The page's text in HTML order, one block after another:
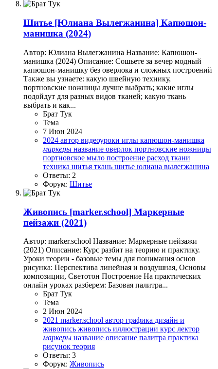
Шитье [Юлиана Вылегжанина] Капюшон-
манишка (2024)
Автор: Юлиана Вылегжанина Название: Капюшон-
манишка (2024) Описание: Сошьете за вечер модный
капюшон-манишку без оверлока и сложных построений
Также вы узнаете: какую швейную технику,
портновские ножницы лучше выбрать; какие иглы
подойдут для разных видов тканей; какую ткань
выбрать и как...
Брат Тук
Тема
7 Июн 2024
2024 автор видеоуроки иглы капюшон-манишка
маркеры название оверлок портновские ножницы
портновское мыло построение расход ткани
техника шитья ткань шитье юлиана вылегжанина
Ответы: 2
Форум: Шитье
Живопись [marker.school] Маркерные
пейзажи (2021)
Автор: marker.school Название: Маркерные пейзажи
(2021) Описание: Курс разбит на теорию и практику.
Уроки теории - базовые темы для понимания основ
рисунка: Перспектива линейная и воздушная, Основы
композиции, Светотон Построение На практических
онлайн уроках разберем: Базовая палитра...
Брат Тук
Тема
2 Июн 2024
2021 marker.school автор графика дизайн и
живопись живопись иллюстрации курс лектор
маркеры название описание палитра практика
рисунок теория
Ответы: 3
Форум: Живопись